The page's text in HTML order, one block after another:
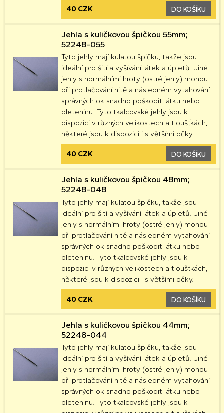
40 CZK DO KOŠÍKU
Jehla s kuličkovou špičkou 55mm;
52248-055
Tyto jehly mají kulatou špičku, takže jsou
ideální pro šití a vyšívání látek a úpletů. Jiné
jehly s normálními hroty (ostré jehly) mohou
při protlačování nitě a následném vytahování
správných ok snadno poškodit látku nebo
pleteninu. Tyto tkalcovské jehly jsou k
dispozici v různých velikostech a tloušťkách,
některé jsou k dispozici i s většími očky.
40 CZK DO KOŠÍKU
Jehla s kuličkovou špičkou 48mm;
52248-048
Tyto jehly mají kulatou špičku, takže jsou
ideální pro šití a vyšívání látek a úpletů. Jiné
jehly s normálními hroty (ostré jehly) mohou
při protlačování nitě a následném vytahování
správných ok snadno poškodit látku nebo
pleteninu. Tyto tkalcovské jehly jsou k
dispozici v různých velikostech a tloušťkách,
některé jsou k dispozici i s většími očky.
40 CZK DO KOŠÍKU
Jehla s kuličkovou špičkou 44mm;
52248-044
Tyto jehly mají kulatou špičku, takže jsou
ideální pro šití a vyšívání látek a úpletů. Jiné
jehly s normálními hroty (ostré jehly) mohou
při protlačování nitě a následném vytahování
správných ok snadno poškodit látku nebo
pleteninu. Tyto tkalcovské jehly jsou k